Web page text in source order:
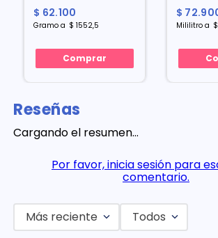
X 40 Gr
$ 62.100
Gramo a $ 1552,5
Comprar
$ 72.
Mililitroa $
Reseñas
Cargando el resumen…
Por favor, inicia sesión para
comentario.
Más reciente Todos